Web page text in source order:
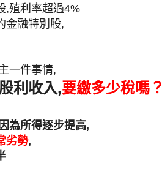
,殖利率超過4%
金融特別股,
一件事情,
利收入,要繳多少稅嗎？
為所得逐步提高,
劣勢,